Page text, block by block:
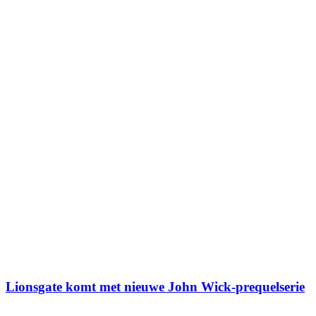
Lionsgate komt met nieuwe John Wick-prequelserie